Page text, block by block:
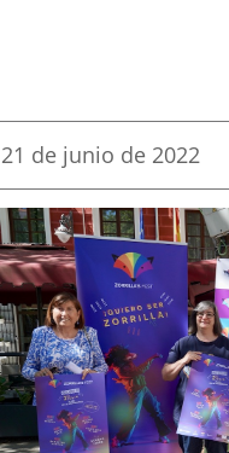
Fecha
la
noticia
21 de junio de 2022